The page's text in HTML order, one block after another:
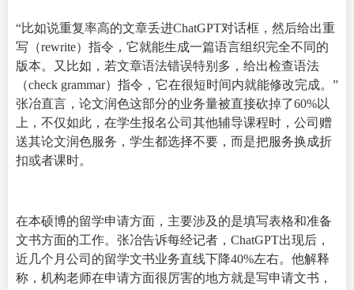
“比如说重复率高的文章丢进ChatGPT对话框，然后给出重
写（rewrite）指令，它就能生成一篇语言组织完全不同的
版本。又比如，若文章语法错误特别多，给出检查语法
（check grammar）指令，它在很短时间内就能修改完成。”
张冶直言，论文润色这部分的业务量被直接砍掉了60%以
上，不仅如此，在学生报名公司其他辅导课程时，公司赠
送其论文润色服务，学生都选择不要，而是把服务换成折
扣或者课时。
在本硕博的留学申请方面，主要涉及的是填写表格和准备
文书方面的工作。张冶告诉每经记者，ChatGPT出现后，
近几个月公司的留学文书业务直线下降40%左右。他解释
称，机构老师在申请方面很厉害的地方就是写申请文书，